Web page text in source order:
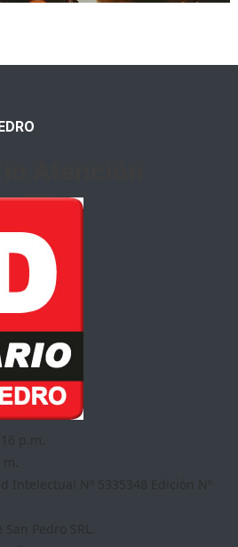
p.m.
Intelectual Nº 5335348 Edición Nº
Pedro SRL.